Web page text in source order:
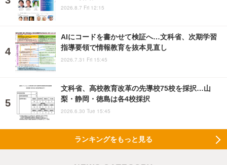
2026.8.7 Fri 12:15
AIにコードを書かせて検証へ…文科省、次期学習
指導要領で情報教育を抜本見直し
2026.7.31 Fri 15:45
文科省、高校教育改革の先導校75校を採択…山
梨・静岡・徳島は各4校採択
2026.6.30 Tue 15:45
ランキングをもっと見る